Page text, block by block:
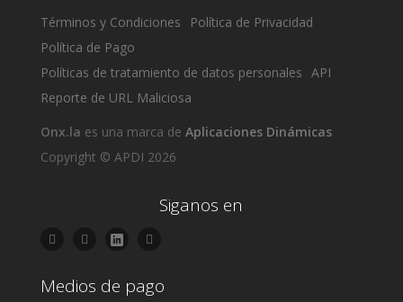
Términos y Condiciones
Política de Privacidad
Política de Pago
Políticas de tratamiento de datos personales API
Reporte de URL Maliciosa
Onx.la es una marca de Aplicaciones Dinámicas
Copyright © APDI 2026
Siganos en
Medios de pago